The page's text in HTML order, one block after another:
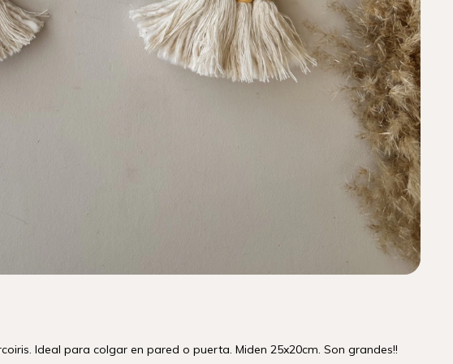
Ideal para colgar en pared o puerta. Miden 25x20cm. Son grandes!!